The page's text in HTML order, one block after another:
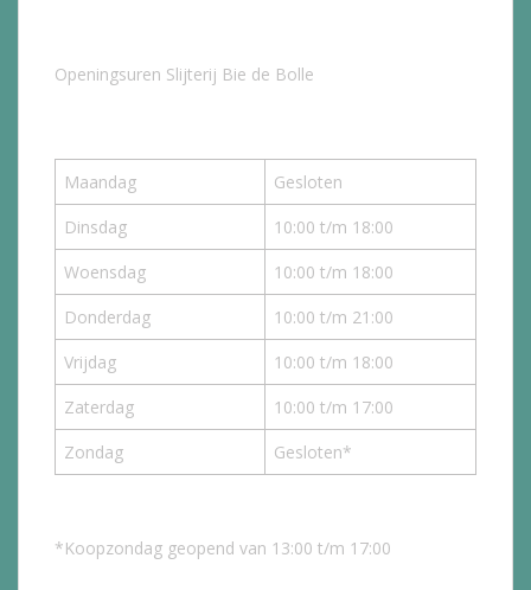
Openingsuren Slijterij Bie de Bolle
Maandag
Gesloten
Dinsdag
10:00 t/m 18:00
Woensdag
10:00 t/m 18:00
Donderdag
10:00 t/m 21:00
Vrijdag
10:00 t/m 18:00
Zaterdag
10:00 t/m 17:00
Zondag
Gesloten*
*Koopzondag geopend van 13:00 t/m 17:00